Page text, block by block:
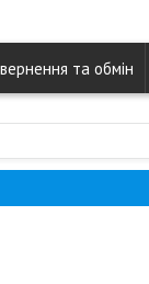
та обмін